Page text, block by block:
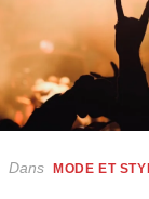
Dans MODE ET